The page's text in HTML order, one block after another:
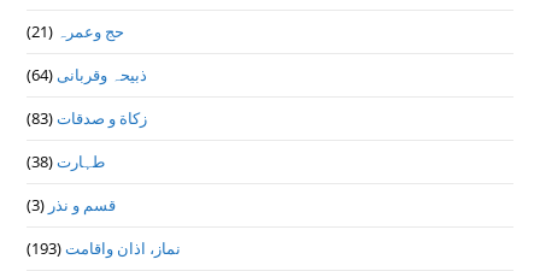
حج وعمرہ (21)
ذبیحہ وقربانی(64)
زکاة و صدقات(83)
طہارت(38)
قسم و نذر (3)
نماز، اذان واقامت(193)